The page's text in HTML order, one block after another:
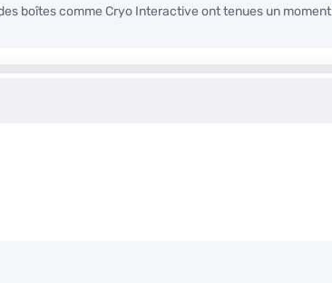
boîtes comme Cryo Interactive ont tenues un moment